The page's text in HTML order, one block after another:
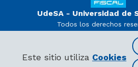
Este sitio utiliza Cookies
UdeSA - Universidad de
Todos los derechos
Decreto PEN 978/